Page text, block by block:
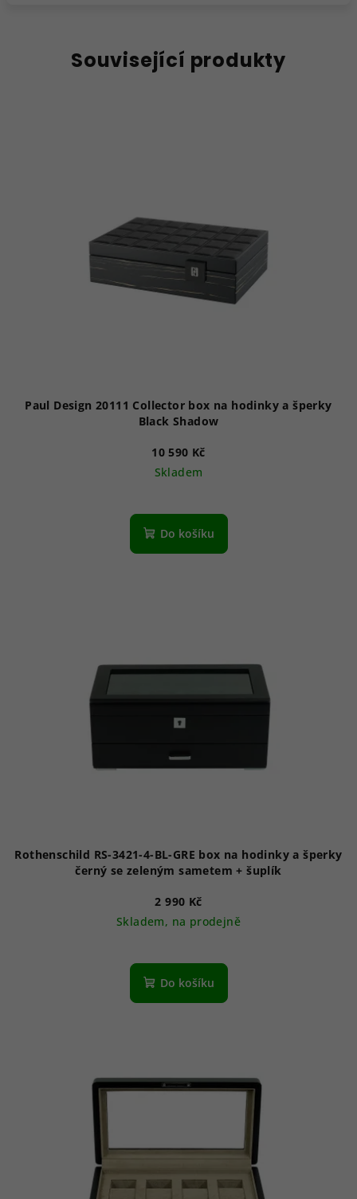
Související produkty
Paul Design 20111 Collector box na hodinky a šperky
Black Shadow
10 590 Kč
Skladem
Do košíku
Rothenschild RS-3421-4-BL-GRE box na hodinky a šperky
černý se zeleným sametem + šuplík
2 990 Kč
Skladem, na prodejně
Do košíku